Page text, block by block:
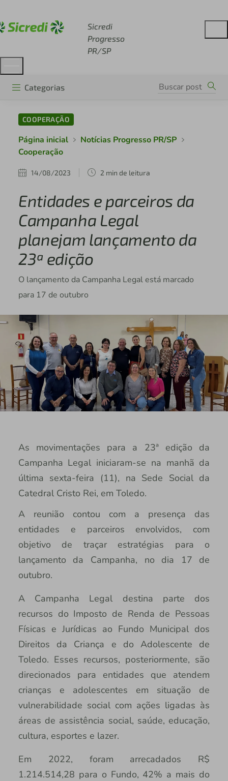
Sicredi
Progresso
PR/SP
Categorias
COOPERAÇÃO
Página inicial
Notícias Progresso PR/SP
Cooperação
14/08/2023 2 min de leitura
Entidades e parceiros da
Campanha Legal
planejam lançamento da
23ª edição
O lançamento da Campanha Legal está marcado
para 17 de outubro
As movimentações para a 23ª edição da
Campanha Legal iniciaram-se na manhã da
última sexta-feira (11), na Sede Social da
Catedral Cristo Rei, em Toledo.
A reunião contou com a presença das
entidades e parceiros envolvidos, com
objetivo de traçar estratégias para o
lançamento da Campanha, no dia 17 de
outubro.
A Campanha Legal destina parte dos
recursos do Imposto de Renda de Pessoas
Físicas e Jurídicas ao Fundo Municipal dos
Direitos da Criança e do Adolescente de
Toledo. Esses recursos, posteriormente, são
direcionados para entidades que atendem
crianças e adolescentes em situação de
vulnerabilidade social com ações ligadas às
áreas de assistência social, saúde, educação,
cultura, esportes e lazer.
Em 2022, foram arrecadados R$
1.214.514,28 para o Fundo, 42% a mais do